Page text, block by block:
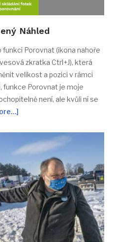
Náhled
Porovnat (ikona nahoře
zkratka Ctrl+J), která
velikost a pozici v rámci
funkce Porovnat je moje
není, ale kvůli ní se